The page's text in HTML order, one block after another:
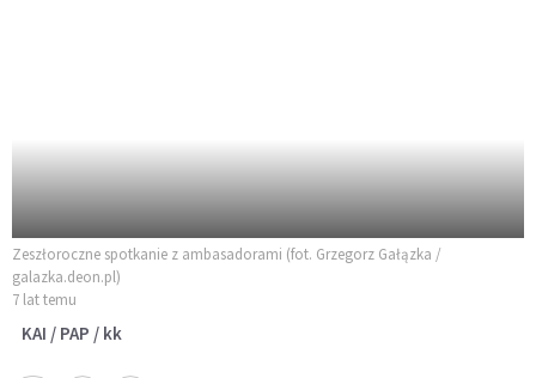
Zeszłoroczne spotkanie z ambasadorami (fot. Grzegorz Gałązka /
galazka.deon.pl)
7 lat temu
KAI / PAP / kk